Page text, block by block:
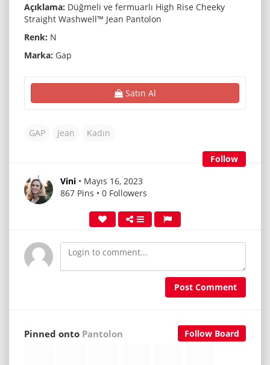
Açıklama: Düğmeli ve fermuarlı High Rise Cheeky
Straight Washwell™ Jean Pantolon
Renk: N
Marka: Gap
Satın Al
GAP Jean Kadın
Follow
Vini • Mayıs 16, 2023
867 Pins • 0 Followers
Post Comment
Follow Board
Pinned onto Pantolon